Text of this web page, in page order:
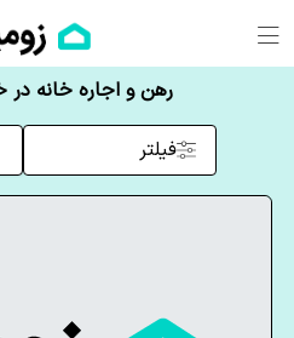
رهن و اجاره خانه در
فیلتر